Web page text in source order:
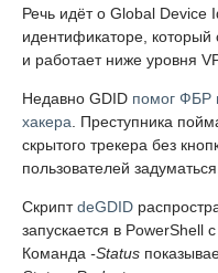
Речь идёт о Global
идентификаторе,
и работает ниже уровня
Недавно GDID помог ФБР
хакера . Преступника
скрытого трекера без
пользователей задуматься.
СкриптdeGDID
запускается в PowerShell
Команда -Status